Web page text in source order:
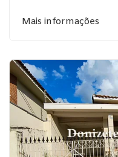
Mais informações